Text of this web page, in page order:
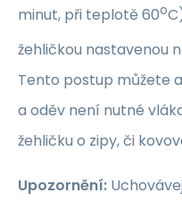
minut, při teplotě 60o
žehličkou nastavenou
Tento postup můžete
a oděv není nutné
žehličku o zipy, či
Upozornění: